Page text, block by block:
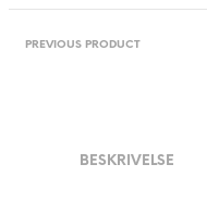
PREVIOUS PRODUCT
BESKRIVELSE